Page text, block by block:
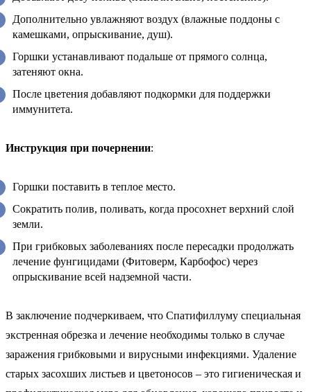
Дополнительно увлажняют воздух (влажные поддоны с
камешками, опрыскивание, душ).
Горшки устанавливают подальше от прямого солнца,
затеняют окна.
После цветения добавляют подкормки для поддержки
иммунитета.
Инструкция при почернении:
Горшки поставить в теплое место.
Сократить полив, поливать, когда просохнет верхний слой
земли.
При грибковых заболеваниях после пересадки продолжать
лечение фунгицидами (Фитоверм, Карбофос) через
опрыскивание всей надземной части.
В заключение подчеркиваем, что Спатифиллуму специальная
экстренная обрезка и лечение необходимы только в случае
заражения грибковыми и вирусными инфекциями. Удаление
старых засохших листьев и цветоносов – это гигиеническая и